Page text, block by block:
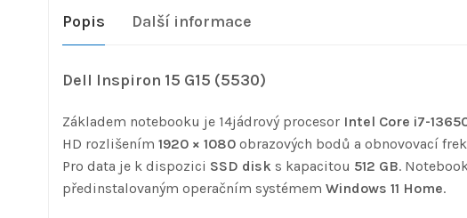
Popis Další informace
Dell Inspiron 15 G15 (5530)
Základem notebooku je 14jádrový procesor Intel Core i7-
HD rozlišením 1920 × 1080 obrazových bodů a obnovovací
Pro data je k dispozici SSD disk s kapacitou 512 GB.
předinstalovaným operačním systémem Windows 11 Home.